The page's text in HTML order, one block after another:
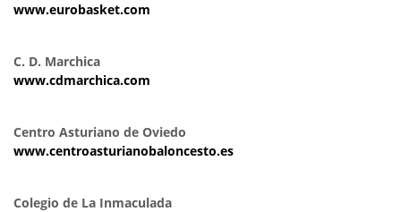
www.eurobasket.com
C. D. Marchica
www.cdmarchica.com
Centro Asturiano de Oviedo
www.centroasturianobaloncesto.es
Colegio de La Inmaculada